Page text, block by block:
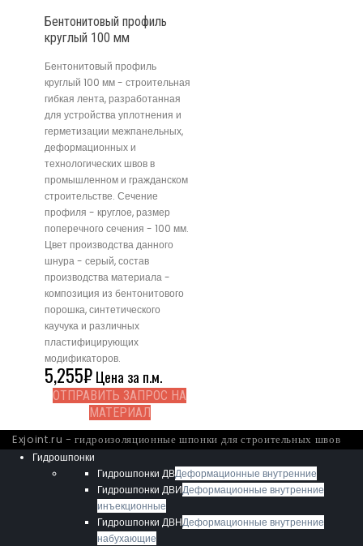
Бентонитовый профиль
круглый 100 мм
Бентонитовый профиль
круглый 100 мм - строительная
гибкая лента, разработанная
для устройства уплотнения и
герметизации межпанельных,
деформационных и
технологических швов в
промышленном и гражданском
строительстве. Сечение
профиля - круглое, размер
поперечного сечения - 100 мм.
Цвет производства данного
шнура - серый, состав
производства материала -
композиция из бентонитового
порошка, синтетического
каучука и различных
пластифицирующих
модификаторов.
5,255₽Цена за п.м.
ОТПРАВИТЬ ЗАПРОС НА
МАТЕРИАЛ
Exjoint.ru - гидроизоляционные шпонки для строительных швов
Гидрошпонки
Гидрошпонки ДВДеформационные внутренние
Гидрошпонки ДВИДеформационные внутренние
инъекционные
Гидрошпонки ДВНДеформационные внутренние
набухающие